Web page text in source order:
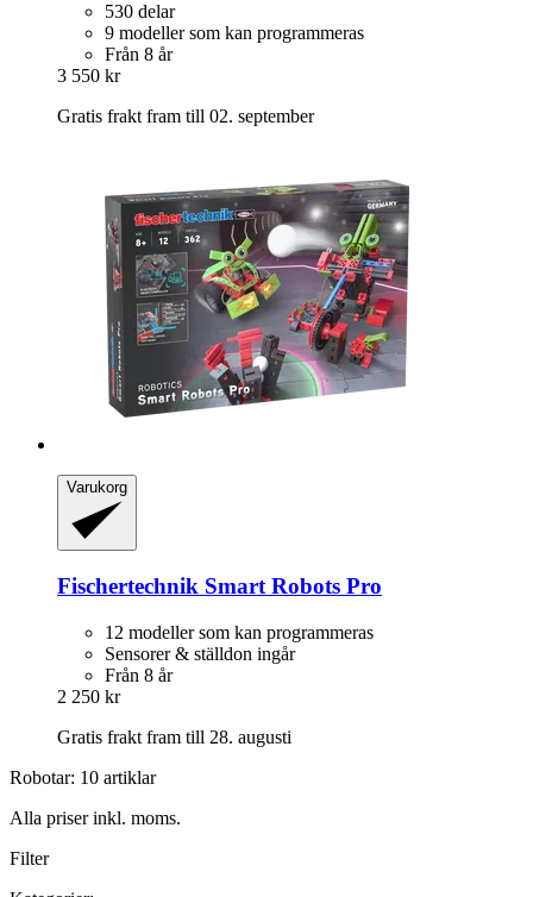
530 delar
9 modeller som kan programmeras
Från 8 år
3 550 kr
Gratis frakt fram till 02. september
Varukorg
Fischertechnik Smart Robots Pro
12 modeller som kan programmeras
Sensorer & ställdon ingår
Från 8 år
2 250 kr
Gratis frakt fram till 28. augusti
Robotar: 10 artiklar
Alla priser inkl. moms.
Filter